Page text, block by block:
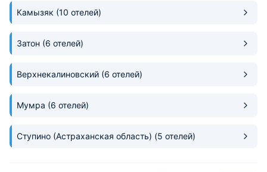
золотая статуя Будды, высота которой составляет полтора
метра.
Среди интересных мест поселка можно также выделить
Центральную аллею, которая проходит через все
территорию Лимана и Мемориалы павшим воинам. Не так
давно в Лимане была выстроена новая церковь. Добраться
до поселка очень легко, так как через него курсирует
множество маршрутных автобусов.
Камызяк (10 отелей)
Затон (6 отелей)
Верхнекалиновский (6 отелей)
Мумра (6 отелей)
Ступино (Астраханская область) (5 отелей)